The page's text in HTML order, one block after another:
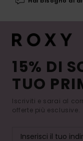
15% DI
TUO
Iscriviti e sarai al
offerte più esclusive.